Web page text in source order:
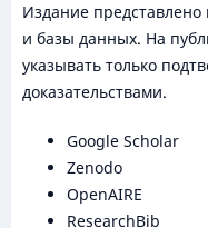
Издание
и базы данных. На
указывать только
доказательствами.
Google Scholar
Zenodo
OpenAIRE
ResearchBib